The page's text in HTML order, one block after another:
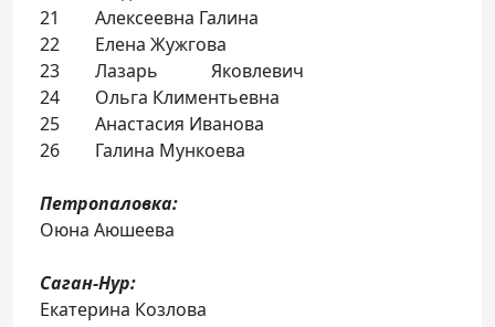
21 Алексеевна Галина
22 Елена Жужгова
23 Лазарь Яковлевич
24 Ольга Климентьевна
25 Анастасия Иванова
26 Галина Мункоева
Петропаловка:
Оюна Аюшеева
Саган-Нур:
Екатерина Козлова